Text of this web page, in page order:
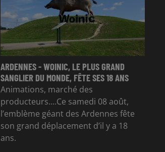
ARDENNES - WOINIC, LE PLUS GRAND
SANGLIER DU MONDE, FÊTE SES 18 ANS
Animations, marché des
producteurs....Ce samedi 08 août,
l’emblème géant des Ardennes fête
son grand déplacement d’il y a 18
ans.